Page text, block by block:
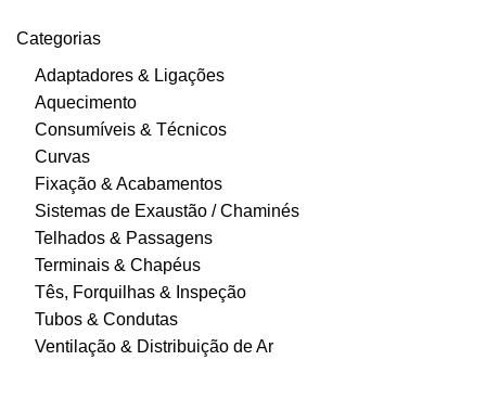
Categorias
Adaptadores & Ligações
Aquecimento
Consumíveis & Técnicos
Curvas
Fixação & Acabamentos
Sistemas de Exaustão / Chaminés
Telhados & Passagens
Terminais & Chapéus
Tês, Forquilhas & Inspeção
Tubos & Condutas
Ventilação & Distribuição de Ar